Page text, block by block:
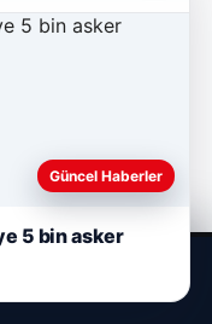
Güncel Haberler
5 bin asker